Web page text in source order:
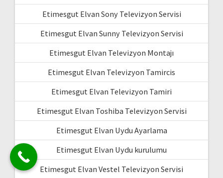
Etimesgut Elvan Sony Televizyon Servisi
Etimesgut Elvan Sunny Televizyon Servisi
Etimesgut Elvan Televizyon Montajı
Etimesgut Elvan Televizyon Tamircis
Etimesgut Elvan Televizyon Tamiri
Etimesgut Elvan Toshiba Televizyon Servisi
Etimesgut Elvan Uydu Ayarlama
Etimesgut Elvan Uydu kurulumu
Etimesgut Elvan Vestel Televizyon Servisi